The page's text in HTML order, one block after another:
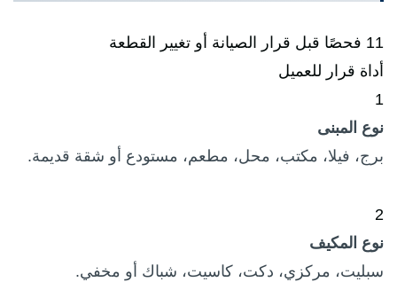
11 فحصًا قبل قرار الصيانة أو تغيير القطعة
أداة قرار للعميل
1
نوع المبنى
برج، فيلا، مكتب، محل، مطعم، مستودع أو شقة قديمة.
2
نوع المكيف
سبليت، مركزي، دكت، كاسيت، شباك أو مخفي.